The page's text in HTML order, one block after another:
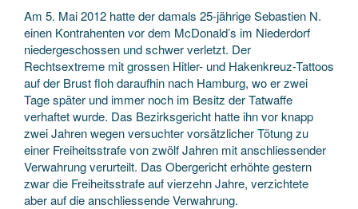
Am 5. Mai 2012 hatte der damals 25-jährige Sebastien N.
einen Kontrahenten vor dem McDonald’s im Niederdorf
niedergeschossen und schwer verletzt. Der
Rechtsextreme mit grossen Hitler- und Hakenkreuz-Tattoos
auf der Brust floh daraufhin nach Hamburg, wo er zwei
Tage später und immer noch im Besitz der Tatwaffe
verhaftet wurde. Das Bezirksgericht hatte ihn vor knapp
zwei Jahren wegen versuchter vorsätzlicher Tötung zu
einer Freiheitsstrafe von zwölf Jahren mit anschliessender
Verwahrung verurteilt. Das Obergericht erhöhte gestern
zwar die Freiheitsstrafe auf vierzehn Jahre, verzichtete
aber auf die anschliessende Verwahrung.